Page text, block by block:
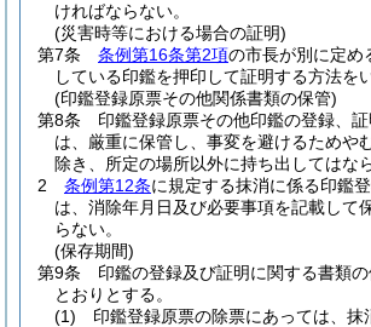
ければならない。
(災害時等における場合の証明)
第7条
条例第16条第2項の市長が別に定め
している印鑑を押印して証明する方法をい
(印鑑登録原票その他関係書類の保管)
第8条
印鑑登録原票その他印鑑の登録、
は、厳重に保管し、事変を避けるためや
除き、所定の場所以外に持ち出してはな
2
条例第12条に規定する抹消に係る印鑑
は、消除年月日及び必要事項を記載して
らない。
(保存期間)
第9条
印鑑の登録及び証明に関する書類
とおりとする。
(1)
印鑑登録原票の除票にあっては、抹